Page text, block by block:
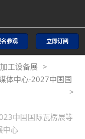
参观 立即订阅
工设备展
体中心-2027中国国
中国国际瓦楞展等
中心